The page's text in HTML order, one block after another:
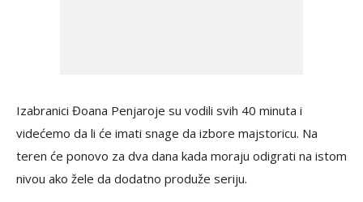
Izabranici Đoana Penjaroje su vodili svih 40 minuta i
videćemo da li će imati snage da izbore majstoricu. Na
teren će ponovo za dva dana kada moraju odigrati na istom
nivou ako žele da dodatno produže seriju.